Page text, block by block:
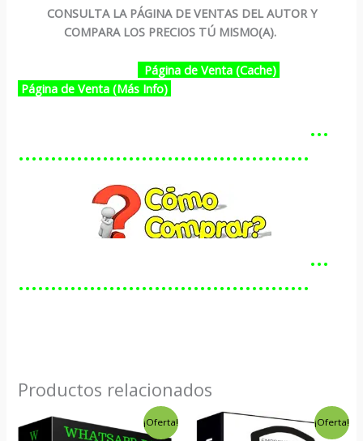
CONSULTA LA PÁGINA DE VENTAS DEL AUTOR Y
COMPARA LOS PRECIOS TÚ MISMO(A).
Página de Venta (Cache)
Página de Venta (Más Info)
…………………………………………
………………………………………
…………………………………………
………………………………………
Productos relacionados
¡Oferta!
El
precioprecio
¡Oferta!
El
precio
El
precio